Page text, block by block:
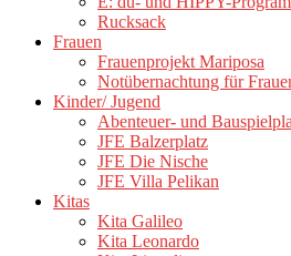
Rucksack
Frauen
Frauenprojekt Mariposa
Notübernachtung für
Kinder/ Jugend
Abenteuer- und
JFE Balzerplatz
JFE Die Nische
JFE Villa Pelikan
Kitas
Kita Galileo
Kita Leonardo